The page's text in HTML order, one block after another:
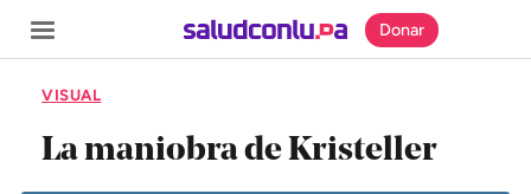
Donar
VISUAL
La maniobra de Kristeller